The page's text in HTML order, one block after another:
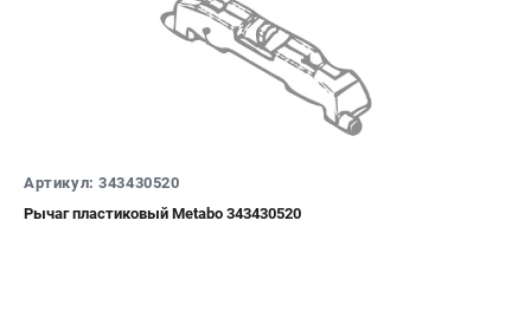
Артикул: 343430520
Рычаг пластиковый Metabo 343430520